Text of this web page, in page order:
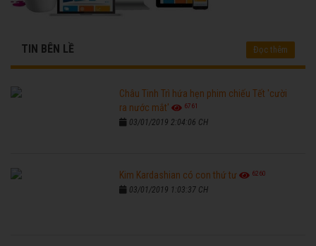
TIN BÊN LỀ Đọc thêm
Châu Tinh Trì hứa hẹn phim chiếu Tết 'cười
ra nước mắt'
6761
03/01/2019 2:04:06 CH
Kim Kardashian có con thứ tư 6260
03/01/2019 1:03:37 CH